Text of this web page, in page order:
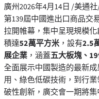
廣州2026年4月14日 /美通
第139屆中國進出口商品交
拉開帷幕，集中呈現規模
積達52萬平方米 ，設有2.5
展企業 ，涵蓋五大板塊、
全面展示中國製造的最新
用、綠色低碳技術，到行
破性創新，廣交會一期將